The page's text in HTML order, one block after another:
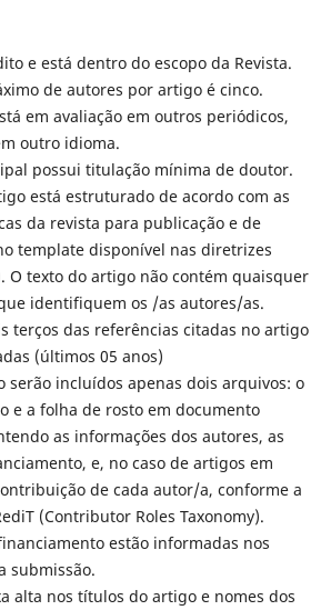
e está dentro do escopo da Revista.
de autores por artigo é cinco.
em avaliação em outros periódicos,
outro idioma.
possui titulação mínima de doutor.
está estruturado de acordo com as
da revista para publicação e de
template disponível nas diretrizes
O texto do artigo não contém quaisquer
identifiquem os /as autores/as.
terços das referências citadas no artigo
(últimos 05 anos)
serão incluídos apenas dois arquivos: o
e a folha de rosto em documento
as informações dos autores, as
e, no caso de artigos em
de cada autor/a, conforme a
(Contributor Roles Taxonomy).
estão informadas nos
submissão.
alta nos títulos do artigo e nomes dos